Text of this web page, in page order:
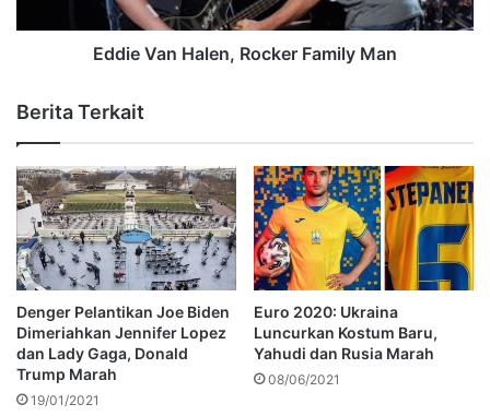
Eddie Van Halen, Rocker Family Man
Berita Terkait
Denger Pelantikan Joe Biden
Dimeriahkan Jennifer Lopez
dan Lady Gaga, Donald
Trump Marah
19/01/2021
Euro 2020: Ukraina
Luncurkan Kostum Baru,
Yahudi dan Rusia Marah
08/06/2021